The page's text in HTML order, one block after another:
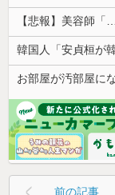
【悲報】美容師
お部屋が汚部屋に
前の記事